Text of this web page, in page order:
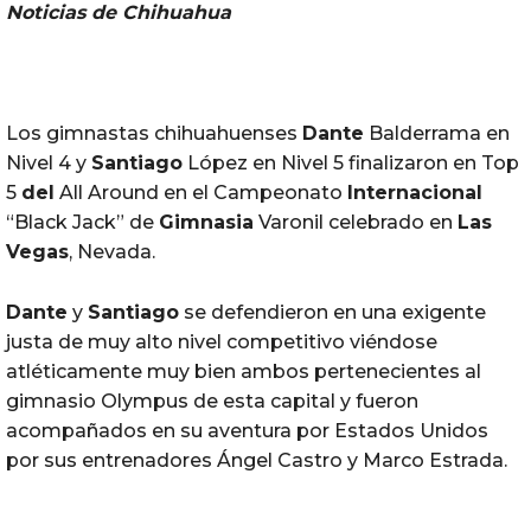
Noticias de Chihuahua
Los gimnastas chihuahuenses Dante Balderrama en
Nivel 4 y Santiago López en Nivel 5 finalizaron en Top
5 del All Around en el Campeonato Internacional
“Black Jack” de Gimnasia Varonil celebrado en Las
Vegas, Nevada.
Dante y Santiago se defendieron en una exigente
justa de muy alto nivel competitivo viéndose
atléticamente muy bien ambos pertenecientes al
gimnasio Olympus de esta capital y fueron
acompañados en su aventura por Estados Unidos
por sus entrenadores Ángel Castro y Marco Estrada.